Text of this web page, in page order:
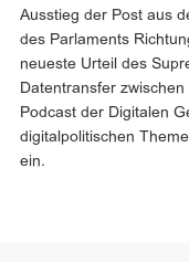
Ausstieg der Post aus
des Parlaments
neueste Urteil des
Datentransfer
Podcast der Digitalen
digitalpolitischen
ein.